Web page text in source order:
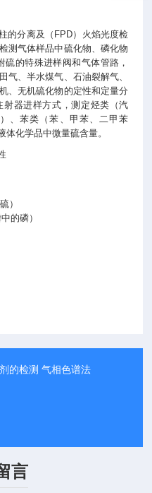
的分离及（FPD）火焰光度检
测气体样品中硫化物、磷化物
的特殊进样阀和气体管路，
气、半水煤气、石油裂解气、
、无机硫化物的定性和定量分
器进样方式，测定烃类（汽
、苯类（苯、甲苯、二甲苯
化学品中微量硫含量。
）
磷）
的检测 气相色谱法
言